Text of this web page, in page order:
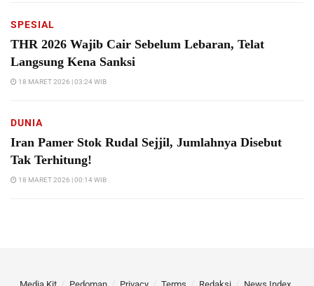
SPESIAL
THR 2026 Wajib Cair Sebelum Lebaran, Telat
Langsung Kena Sanksi
18 MARET 2026 | 03:24 WIB
DUNIA
Iran Pamer Stok Rudal Sejjil, Jumlahnya Disebut
Tak Terhitung!
18 MARET 2026 | 00:14 WIB